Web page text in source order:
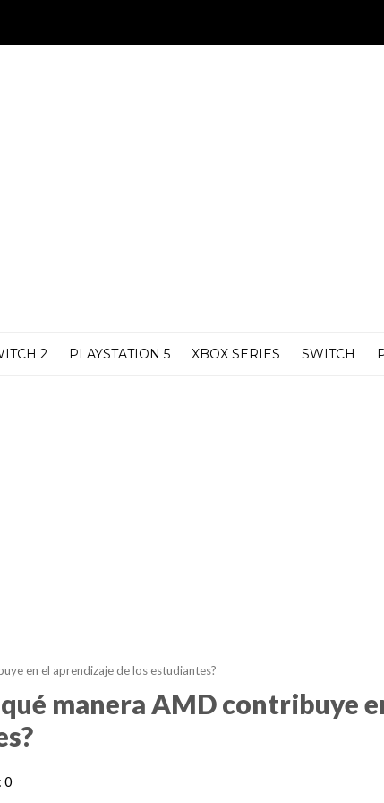
2 PLAYSTATION 5 XBOX SERIES SWITCH
en el aprendizaje de los estudiantes?
manera AMD contribuye
0